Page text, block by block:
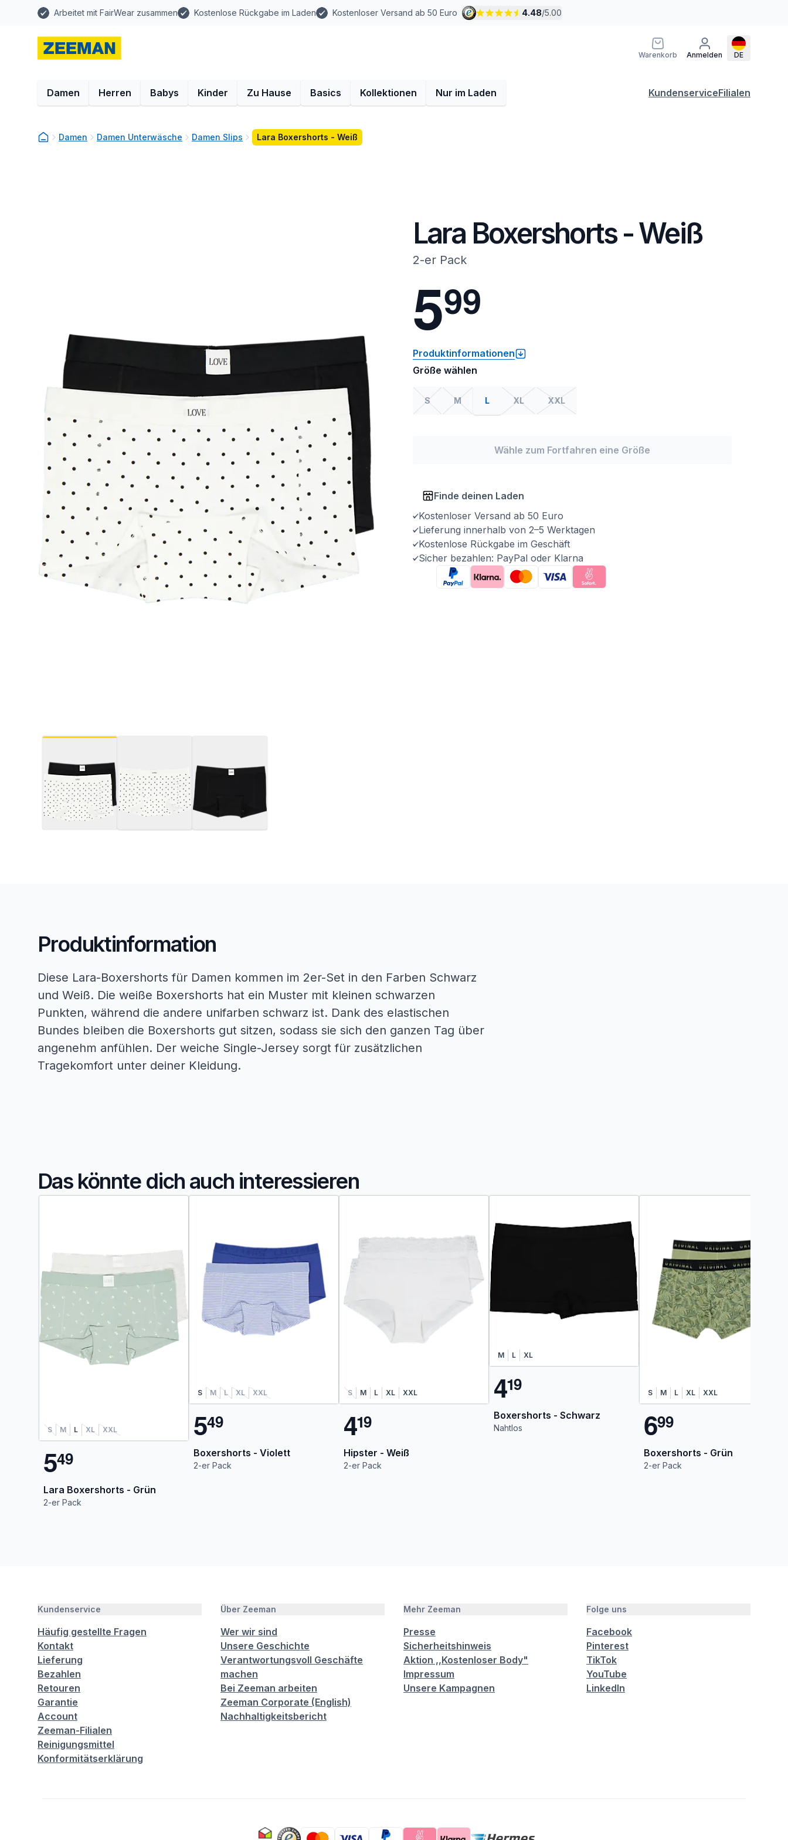
Arbeitet mit FairWear zusammen Kostenlose Rückgabe im Laden Kostenloser Versand ab 50 Euro 4.48/5.00
Warenkorb Anmelden DE
Damen Herren Babys Kinder Zu Hause Basics Kollektionen Nur im Laden KundenserviceFilialen
Damen Damen Unterwäsche Damen Slips Lara Boxershorts - Weiß
Lara Boxershorts - Weiß
2-er Pack
599
Produktinformationen
Größe wählen
S M L XL XXL
Wähle zum Fortfahren eine Größe
Finde deinen Laden
Kostenloser Versand ab 50 Euro
Lieferung innerhalb von 2–5 Werktagen
Kostenlose Rückgabe im Geschäft
Sicher bezahlen: PayPal oder Klarna
Produktinformation
Diese Lara-Boxershorts für Damen kommen im 2er-Set in den Farben Schwarz
und Weiß. Die weiße Boxershorts hat ein Muster mit kleinen schwarzen
Punkten, während die andere unifarben schwarz ist. Dank des elastischen
Bundes bleiben die Boxershorts gut sitzen, sodass sie sich den ganzen Tag über
angenehm anfühlen. Der weiche Single-Jersey sorgt für zusätzlichen
Tragekomfort unter deiner Kleidung.
Das könnte dich auch interessieren
S M L XL XXL
549
Lara Boxershorts - Grün
2-er Pack
S M L XL XXL
549
Boxershorts - Violett
2-er Pack
S M L XL XXL
419
Hipster - Weiß
2-er Pack
M L XL
419
Boxershorts - Schwarz
Nahtlos
S M L XL XXL
699
Boxershorts - Grün
2-er Pack
Kundenservice
Häufig gestellte Fragen
Kontakt
Lieferung
Bezahlen
Retouren
Garantie
Account
Zeeman-Filialen
Reinigungsmittel
Konformitätserklärung
Über Zeeman
Wer wir sind
Unsere Geschichte
Verantwortungsvoll Geschäfte
machen
Bei Zeeman arbeiten
Zeeman Corporate (English)
Nachhaltigkeitsbericht
Mehr Zeeman
Presse
Sicherheitshinweis
Aktion ,,Kostenloser Body"
Impressum
Unsere Kampagnen
Folge uns
Facebook
Pinterest
TikTok
YouTube
LinkedIn